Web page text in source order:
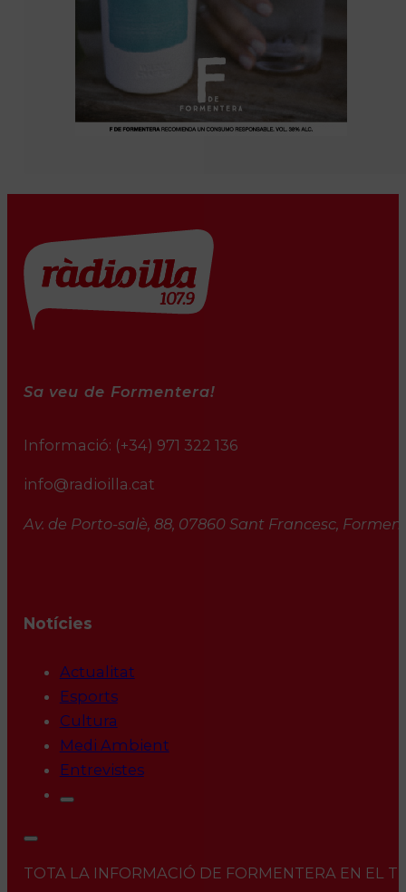
Sa veu de Formentera!
Informació: (+34) 971 322 136
info@radioilla.cat
Av. de Porto-salè, 88, 07860 Sant Francesc,
Notícies
Actualitat
Esports
Cultura
Medi Ambient
Entrevistes
TOTA LA INFORMACIÓ DE FORMENTERA EN EL